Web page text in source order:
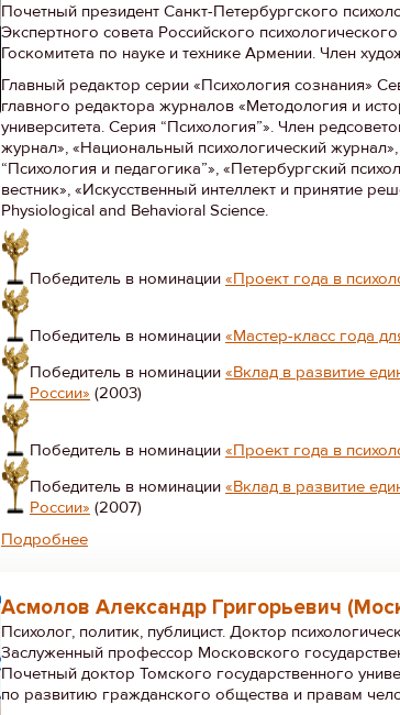
Почетный президент Санкт-Петербургского
Экспертного совета Российского
Госкомитета по науке и технике Армении. Член
Главный редактор серии «Психология сознания»
главного редактора журналов «Методология и
университета. Серия “Психология”». Член
журнал», «Национальный психологический
“Психология и педагогика”», «Петербургский
вестник», «Искусственный интеллект и принятие
Physiological and Behavioral Science.
Победитель в номинации «Проект года в
Победитель в номинации «Мастер-класс года
Победитель в номинации «Вклад в развитие
России» (2003)
Победитель в номинации «Проект года в
Победитель в номинации «Вклад в развитие
России» (2007)
Подробнее
Асмолов Александр Григорьевич
Психолог, политик, публицист. Доктор
Заслуженный профессор Московского
Почетный доктор Томского государственного
по развитию гражданского общества и правам